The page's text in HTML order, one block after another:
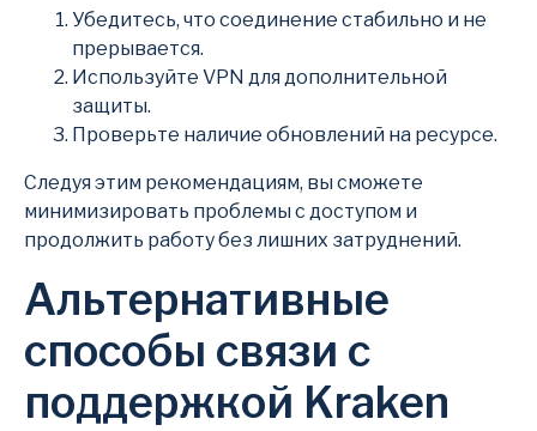
Убедитесь, что соединение стабильно и не
прерывается.
Используйте VPN для дополнительной
защиты.
Проверьте наличие обновлений на ресурсе.
Следуя этим рекомендациям, вы сможете
минимизировать проблемы с доступом и
продолжить работу без лишних затруднений.
Альтернативные
способы связи с
поддержкой Kraken